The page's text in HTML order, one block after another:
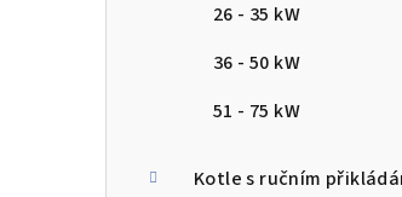
26 - 35 kW
36 - 50 kW
51 - 75 kW
Kotle s ručním